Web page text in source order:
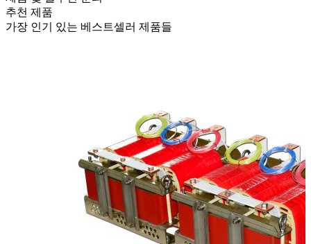
추천 제품
가장 인기 있는 베스트셀러 제품들